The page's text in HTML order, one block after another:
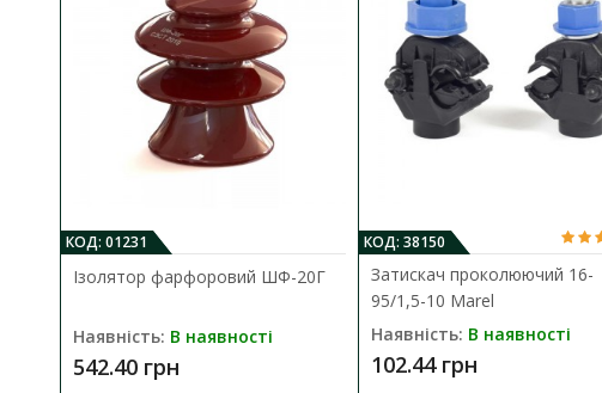
КОД: 01231
Ізолятор фарфоровий ШФ-20Г
Наявність: В наявності
542.40 грн
КОД: 38150
Затискач проколюючий 16-
95/1,5-10 Marel
Наявність: В наявності
102.44 грн